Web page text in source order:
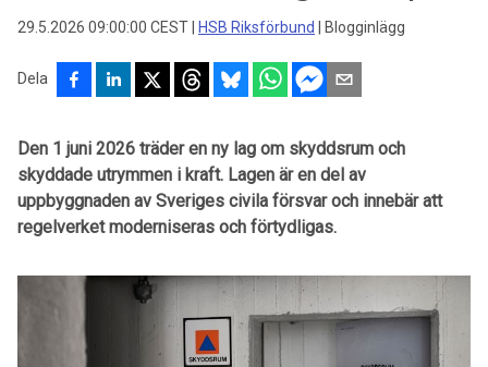
29.5.2026 09:00:00 CEST HSB Riksförbund Blogginlägg
Dela
Den 1 juni 2026 träder en ny lag om skyddsrum och
skyddade utrymmen i kraft. Lagen är en del av
uppbyggnaden av Sveriges civila försvar och innebär att
regelverket moderniseras och förtydligas.